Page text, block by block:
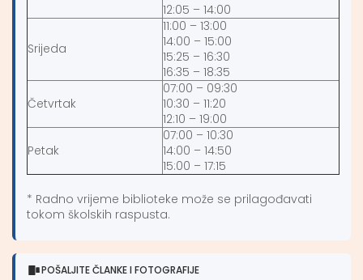
12:05 – 14:00
Srijeda
11:00 – 13:00
14:00 – 15:00
15:25 – 16:30
16:35 – 18:35
Četvrtak
07:00 – 09:30
10:30 – 11:20
12:10 – 19:00
Petak
07:00 – 10:30
14:00 – 14:50
15:00 – 17:15
* Radno vrijeme biblioteke može se prilagođavati
tokom školskih raspusta.
POŠALJITE ČLANKE I FOTOGRAFIJE